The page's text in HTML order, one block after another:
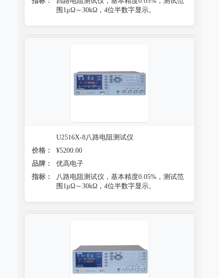
围1μΩ～30kΩ，4位半数字显示。
U2516X-8八路电阻测试仪
价格：
¥5200.00
品牌：
优高电子
指标：
八路电阻测试仪，基本精度0.05%，测试范
围1μΩ～30kΩ，4位半数字显示。